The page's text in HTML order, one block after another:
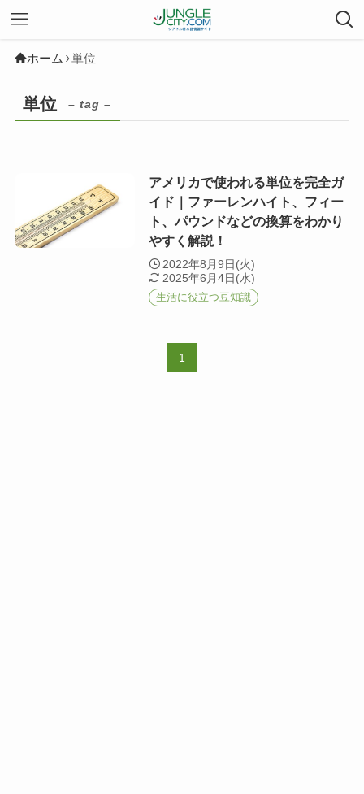
ホーム 単位
単位 – tag –
アメリカで使われる単位を完全ガ
イド｜ファーレンハイト、フィー
ト、パウンドなどの換算をわかり
やすく解説！
2022年8月9日(火)
2025年6月4日(水)
生活に役立つ豆知識
1